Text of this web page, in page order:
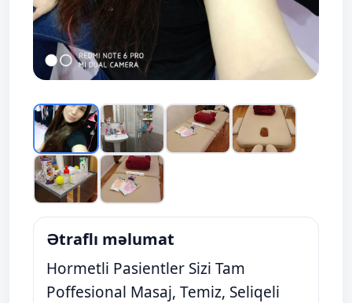
Ətraflı məlumat
Hormetli Pasientler Sizi Tam
Poffesional Masaj, Temiz, Seliqeli